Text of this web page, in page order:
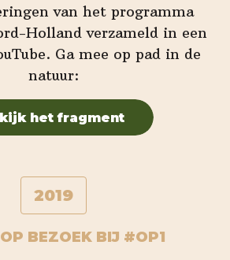
van het programma
Holland verzameld in een
Ga mee op pad in de
natuur:
het fragment
2019
BEZOEK BIJ #OP1